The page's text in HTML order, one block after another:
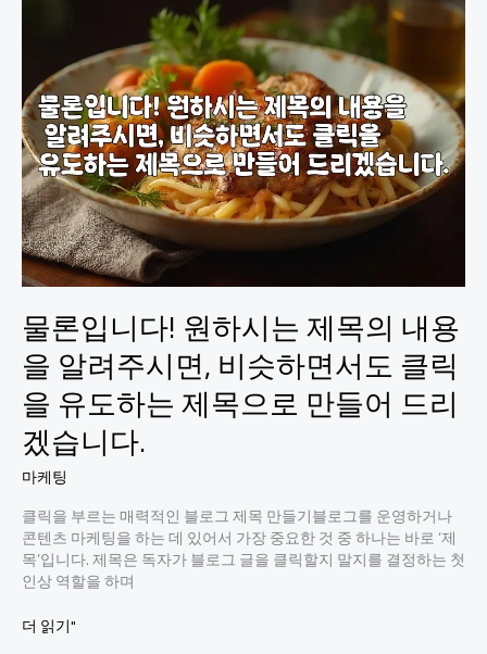
물론입니다! 원하시는 제목의 내용
을 알려주시면, 비슷하면서도 클릭
을 유도하는 제목으로 만들어 드리
겠습니다.
마케팅
클릭을 부르는 매력적인 블로그 제목 만들기블로그를 운영하거나
콘텐츠 마케팅을 하는 데 있어서 가장 중요한 것 중 하나는 바로 ‘제
목’입니다. 제목은 독자가 블로그 글을 클릭할지 말지를 결정하는 첫
인상 역할을 하며
물
더 읽기"